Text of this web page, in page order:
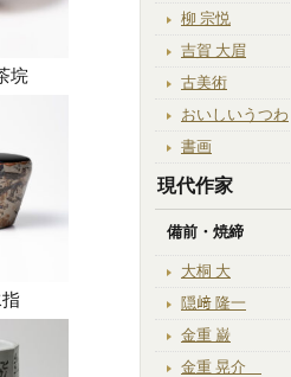
垸
柳 宗悦
吉賀 大眉
古美術
おいしいうつわ
書画
現代作家
備前・焼締
大桐 大
隠﨑 隆一
金重 巌
金重 晃介